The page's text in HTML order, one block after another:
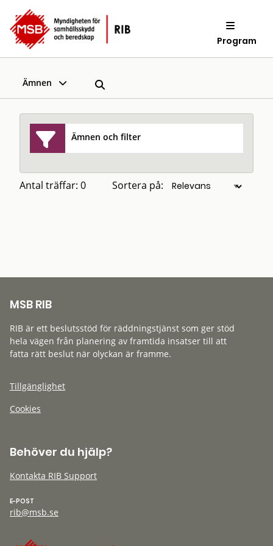
Program
Ämnen
Ämnen och filter
Antal träffar: 0 Sortera på:
MSB RIB
RIB är ett beslutsstöd för räddningstjänst som ger stöd
hela vägen från planering av framtida insatser till att
fatta rätt beslut när olyckan är framme.
Tillgänglighet
Cookies
Behöver du hjälp?
Kontakta RIB Support
E-POST
rib@msb.se